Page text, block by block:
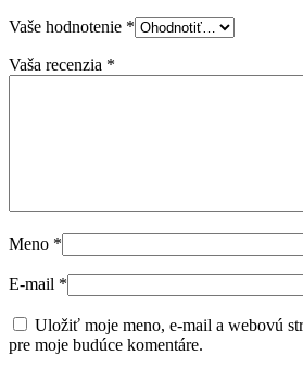
Vaše hodnotenie *
Vaša recenzia *
Meno *
E-mail *
Uložiť moje meno, e-mail a webovú
pre moje budúce komentáre.